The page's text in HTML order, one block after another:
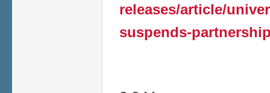
releases/article/
suspends-